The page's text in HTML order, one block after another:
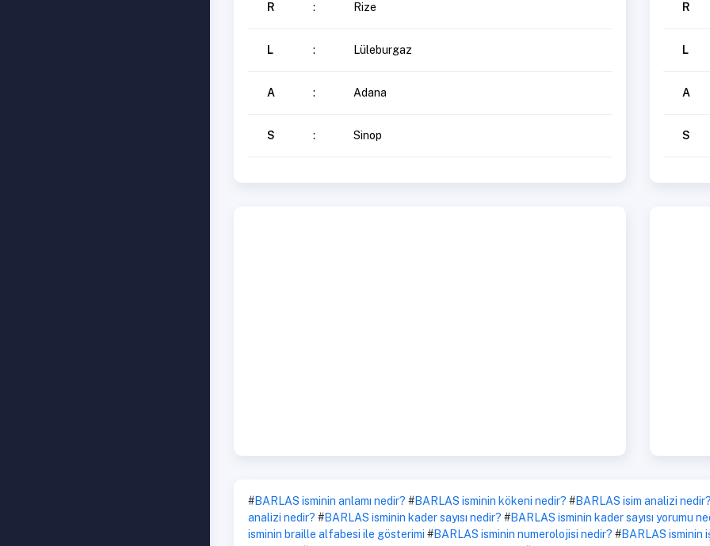
R : Rize
L : Lüleburgaz
A : Adana
S : Sinop
R
L
A
S
#BARLAS isminin anlamı nedir? #BARLAS isminin kökeni nedir? #BARLAS isim analizi nedir?
analizi nedir? #BARLAS isminin kader sayısı nedir? #BARLAS isminin kader sayısı yorumu
isminin braille alfabesi ile gösterimi #BARLAS isminin numerolojisi nedir? #BARLAS isminin